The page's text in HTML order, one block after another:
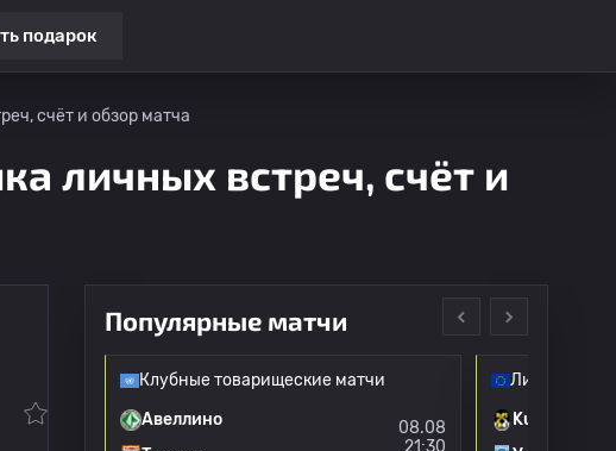
подарок
счёт и обзор матча
личных встреч, счёт и
Популярные матчи
сегодня
Клубные товарищеские матчи
Авеллино
08.08
21:30
Лига Европы
KuPS